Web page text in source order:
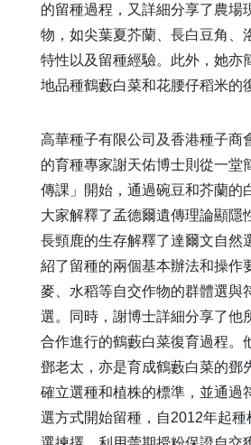
的留種過程，又詳細分享了農場
物，如尖葉夏芥蘭、長白豆角、
特性以及留種經驗。此外，她亦
地品種鶴藪白菜和花腰仔稻米的
高華種子有限公司及香港種子商
的育種專家謝天佑博士則從一堂
傳課」開始，通過碗豆和芥蘭的
大家解釋了孟德爾遺傳理論顯隱
長頸鹿的生存解釋了達爾文自然
紹了留種的兩個基本辦法和操作
麥、水稻等自交作物的群體選與
選。同時，謝博士詳細分享了他
合作進行的鶴藪白菜復育過程。
鄧老太，亦是育成鶴藪白菜的鄧
確立選種和植株的標準，並通過
選方式開始留種，自2012年起種